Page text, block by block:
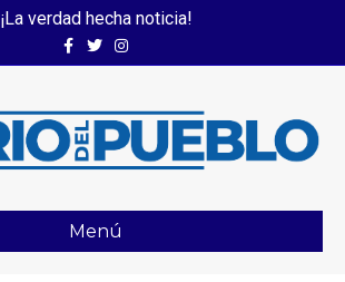
¡La verdad hecha noticia!
FacebookTwitterInstagram
Menú